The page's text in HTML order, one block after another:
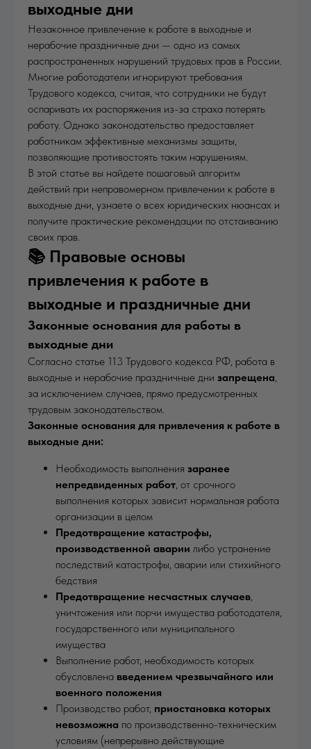
выходные дни
Незаконное привлечение к работе в выходные и
нерабочие праздничные дни — одно из самых
распространенных нарушений трудовых прав в России.
Многие работодатели игнорируют требования
Трудового кодекса, считая, что сотрудники не будут
оспаривать их распоряжения из-за страха потерять
работу. Однако законодательство предоставляет
работникам эффективные механизмы защиты,
позволяющие противостоять таким нарушениям.
В этой статье вы найдете пошаговый алгоритм
действий при неправомерном привлечении к работе в
выходные дни, узнаете о всех юридических нюансах и
получите практические рекомендации по отстаиванию
своих прав.
📚 Правовые основы
привлечения к работе в
выходные и праздничные дни
Законные основания для работы в
выходные дни
Согласно статье 113 Трудового кодекса РФ, работа в
выходные и нерабочие праздничные дни запрещена,
за исключением случаев, прямо предусмотренных
трудовым законодательством.
Законные основания для привлечения к работе в
выходные дни:
Необходимость выполнения заранее
непредвиденных работ, от срочного
выполнения которых зависит нормальная работа
организации в целом
Предотвращение катастрофы,
производственной аварии либо устранение
последствий катастрофы, аварии или стихийного
бедствия
Предотвращение несчастных случаев,
уничтожения или порчи имущества работодателя,
государственного или муниципального
имущества
Выполнение работ, необходимость которых
обусловлена введением чрезвычайного или
военного положения
Производство работ, приостановка которых
невозможна по производственно-техническим
условиям (непрерывно действующие